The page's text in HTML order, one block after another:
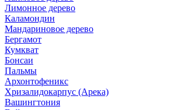
Лимонное дерево
Каламондин
Мандариновое дерево
Бергамот
Кумкват
Бонсаи
Пальмы
Архонтофеникс
Хризалидокарпус (Арека)
Вашингтония